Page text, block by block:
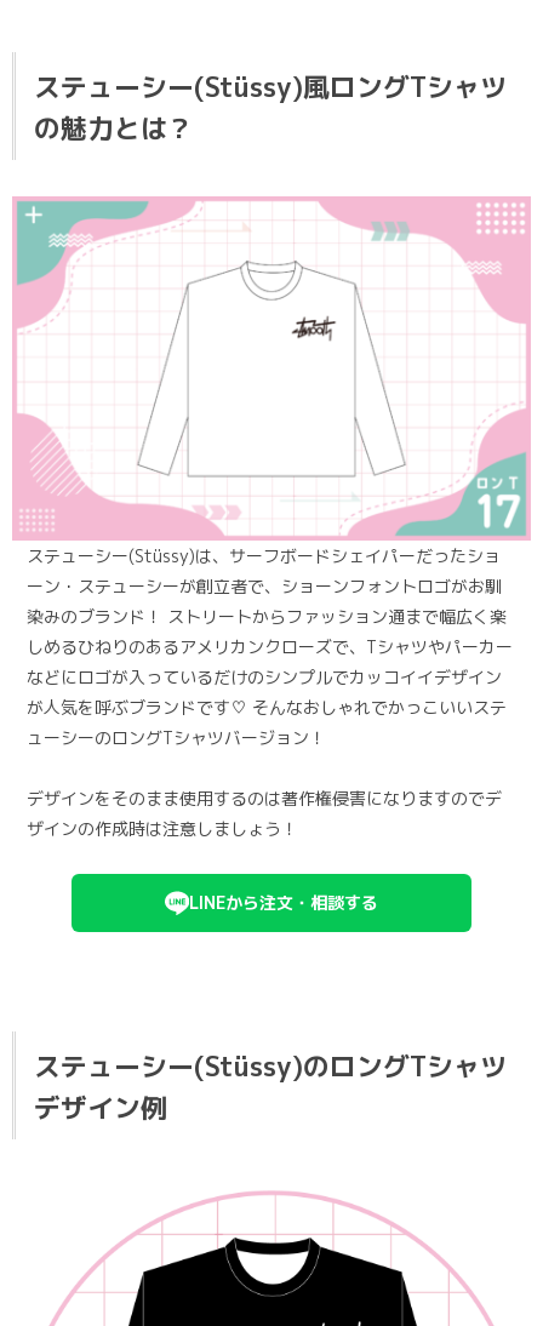
ステューシー(Stüssy)風ロングTシャツ
の魅力とは？
ステューシー(Stüssy)は、サーフボードシェイパーだったショ
ーン・ステューシーが創立者で、ショーンフォントロゴがお馴
染みのブランド！ ストリートからファッション通まで幅広く楽
しめるひねりのあるアメリカンクローズで、Tシャツやパーカー
などにロゴが入っているだけのシンプルでカッコイイデザイン
が人気を呼ぶブランドです♡ そんなおしゃれでかっこいいステ
ューシーのロングTシャツバージョン！
デザインをそのまま使用するのは著作権侵害になりますのでデ
ザインの作成時は注意しましょう！
LINEから注文・相談する
ステューシー(Stüssy)のロングTシャツ
デザイン例